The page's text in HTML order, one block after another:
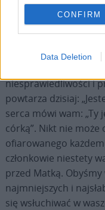
CONFIRM
Data Deletion
otrze wszelką łzę i
nam odczytać te
niesprawiedliwości i
powtarza dzisiaj:
serca mówi wam:
córką”. Nikt nie
ofiarowanego
członkowie niestety
przed Matką.
najmniejszych i
się wsłuchiwać w